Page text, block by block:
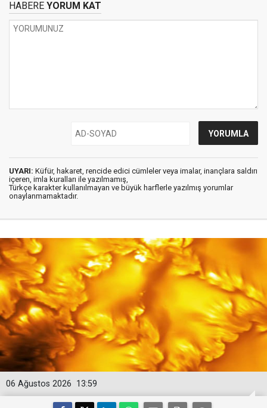
HABERE YORUM KAT
UYARI: Küfür, hakaret, rencide edici cümleler veya imalar, inançlara saldırı
içeren, imla kuralları ile yazılmamış,
Türkçe karakter kullanılmayan ve büyük harflerle yazılmış yorumlar
onaylanmamaktadır.
13:59
06 Ağustos 2026